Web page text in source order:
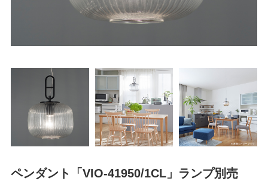
ペンダント「VIO-41950/1CL」ランプ別売